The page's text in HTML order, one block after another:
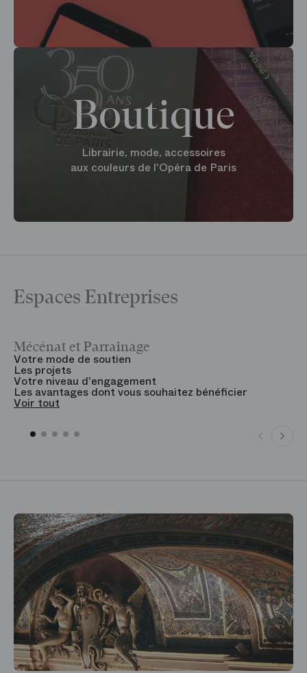
Boutique
Librairie, mode, accessoires
aux couleurs de l'Opéra de Paris
Espaces Entreprises
Mécénat et Parrainage
Votre mode de soutien
Les projets
Votre niveau d'engagement
Les avantages dont vous souhaitez bénéficier
Voir tout